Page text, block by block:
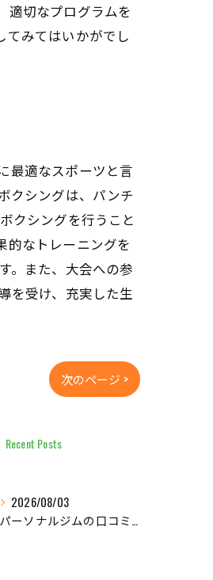
適切なプログラムを
てみてはいかがでし
最適なスポーツと言
クシングは、パンチ
クシングを行うこと
的なトレーニングを
。また、大会への参
を受け、充実した生
次のページ >
Recent Posts
2026/08/03
パーソナルジムの口コミから見る後悔しない選び方と実体験を徹底比較